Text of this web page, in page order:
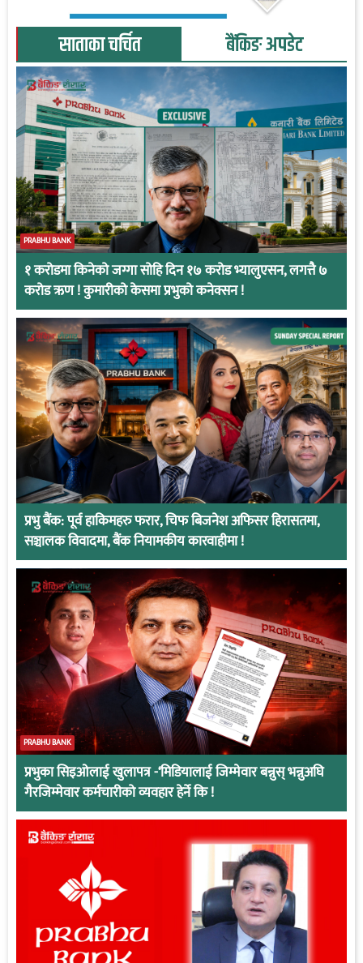
साताका चर्चित बैंकिङ अपडेट
PRABHU BANK
१ करोडमा किनेको जग्गा सोहि दिन १७ करोड भ्यालुएसन, लगत्तै ७
करोड ऋण ! कुमारीको केसमा प्रभुको कनेक्सन !
प्रभु बैंक: पूर्व हाकिमहरु फरार, चिफ बिजनेश अफिसर हिरासतमा,
सञ्चालक विवादमा, बैंक नियामकीय कारवाहीमा !
PRABHU BANK
प्रभुका सिइओलाई खुलापत्र -‘मिडियालाई जिम्मेवार बन्नुस् भन्नुअघि
गैरजिम्मेवार कर्मचारीको व्यवहार हेर्ने कि !